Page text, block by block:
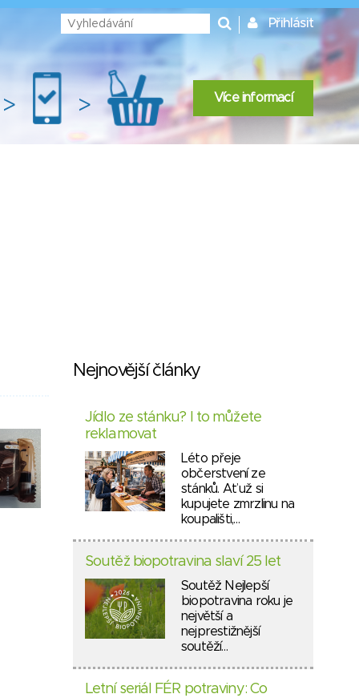
Přihlásit
> > Více informací
Nejnovější články
Jídlo ze stánku? I to můžete
reklamovat
Léto přeje
občerstvení ze
stánků. Ať už si
kupujete zmrzlinu na
koupališti,…
Soutěž biopotravina slaví 25 let
Soutěž Nejlepší
biopotravina roku je
největší a
nejprestižnější
soutěží…
Letní seriál FÉR potraviny: Co